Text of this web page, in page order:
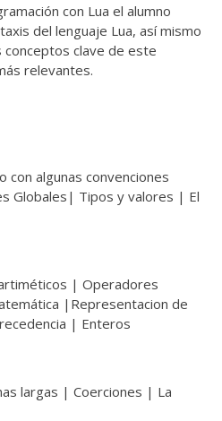
con Lua el alumno
del lenguaje Lua, así mismo
conceptos clave de este
relevantes.
con algunas convenciones
Globales| Tipos y valores | El
| Operadores
|Representacion de
| Enteros
largas | Coerciones | La